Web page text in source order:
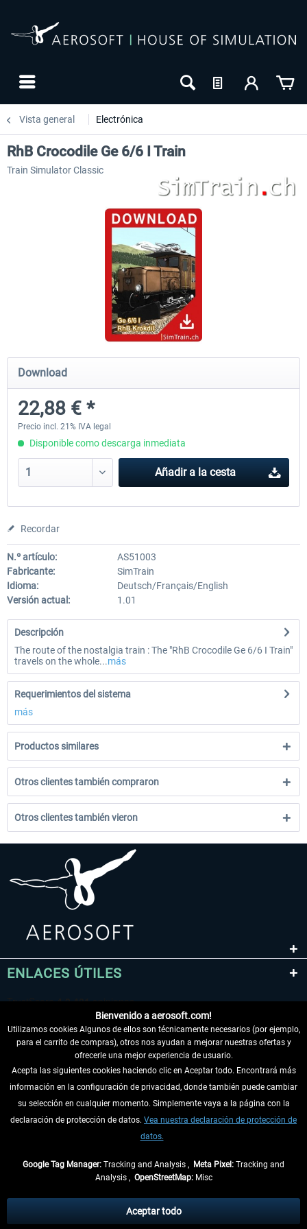
Vista general Electrónica
ICE 4 (Class 412)
35,54 € *
Stadler Flirt 3
RhB Crocodile Ge 6/6 I Train
Train Simulator Classic
Download
22,88 € *
Precio incl. 21% IVA legal
Disponible como descarga inmediata
Añadir a la cesta
Recordar
N.º artículo:
AS51003
Fabricante:
SimTrain
Idioma:
Deutsch/Français/English
Versión actual:
1.01
Descripción
The route of the nostalgia train : The "RhB Crocodile Ge 6/6 I Train"
travels on the whole...más
Requerimientos del sistema
más
Productos similares
Otros clientes también compraron
Otros clientes también vieron
ENLACES ÚTILES
DESISTIR DEL CONTRATO
INFORMACIÓN
tasas de recepción si no se describe lo contrario
** De aplicación a envíos dentro de Alemania. Los plazos de envío para los
Bienvenido a aerosoft.com!
Utilizamos cookies Algunos de ellos son técnicamente necesarios (por ejemplo,
para el carrito de compras), otros nos ayudan a mejorar nuestras ofertas y
ofrecerle una mejor experiencia de usuario.
Acepta las siguientes cookies haciendo clic en Aceptar todo. Encontrará más
información en la configuración de privacidad, donde también puede cambiar
su selección en cualquier momento. Simplemente vaya a la página con la
declaración de protección de datos. Vea nuestra declaración de protección de
datos.
Google Tag Manager: Tracking and Analysis , Meta Pixel: Tracking and
Analysis , OpenStreetMap:Misc
Aceptar todo